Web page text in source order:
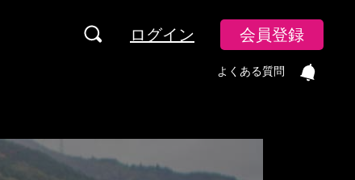
ログイン 会員登録
よくある質問